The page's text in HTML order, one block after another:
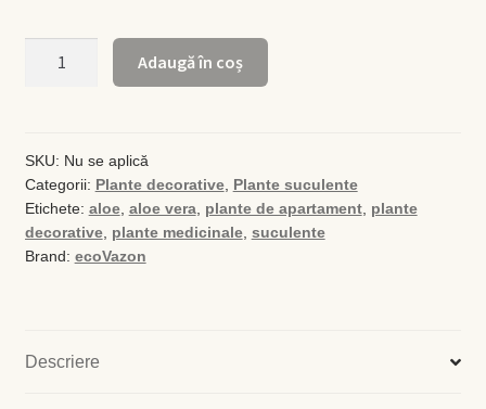
My account
Plată și Livrare
Servicii
Adaugă în coș
SKU: Nu se aplică
Categorii: Plante decorative, Plante suculente
Etichete: aloe, aloe vera, plante de apartament, plante
decorative, plante medicinale, suculente
Brand: ecoVazon
Descriere